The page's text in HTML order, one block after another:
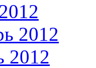
2012
2012